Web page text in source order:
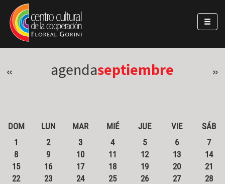
Pasar al contenido principal
Jump to main content
« agendaseptiembre »
DOM LUN MAR MIÉ JUE VIE
SÁB
1
2 3 4 5 6
7
8
9 10 11 12 13
14
15
16 17 18 19 20
21
22
23 24 25 26 27
28